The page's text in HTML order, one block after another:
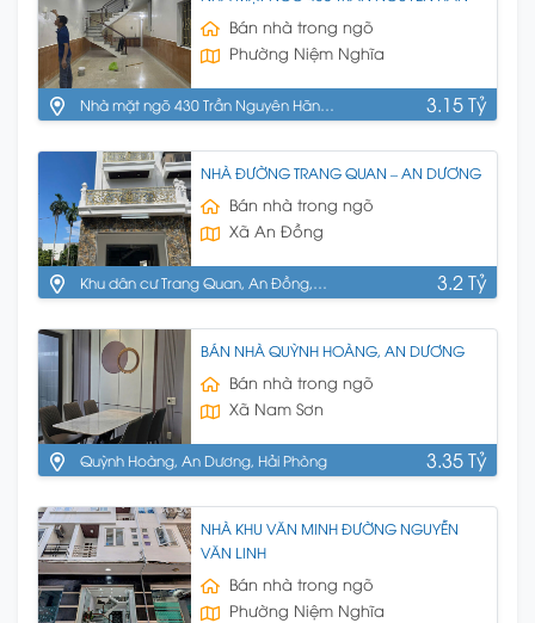
Bán nhà trong ngõ
Phường Niệm Nghĩa
Nhà mặt ngõ 430 Trần Nguyên Hãn,
3.15 Tỷ
NHÀ ĐƯỜNG TRANG QUAN – AN DƯƠNG
Bán nhà trong ngõ
Xã An Đồng
Khu dân cư Trang Quan, An Đồng,
3.2 Tỷ
BÁN NHÀ QUỲNH HOÀNG, AN DƯƠNG
Bán nhà trong ngõ
Xã Nam Sơn
Quỳnh Hoàng, An Dương, Hải Phòng 3.35 Tỷ
NHÀ KHU VĂN MINH ĐƯỜNG NGUYỄN
VĂN LINH
Bán nhà trong ngõ
Phường Niệm Nghĩa